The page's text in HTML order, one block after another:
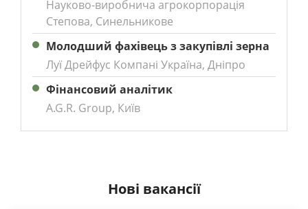
Науково-виробнича агрокорпорація
Степова, Синельникове
Молодший фахівець з закупівлі зерна
Луї Дрейфус Компані Україна, Дніпро
Фінансовий аналітик
A.G.R. Group, Київ
Нові вакансії